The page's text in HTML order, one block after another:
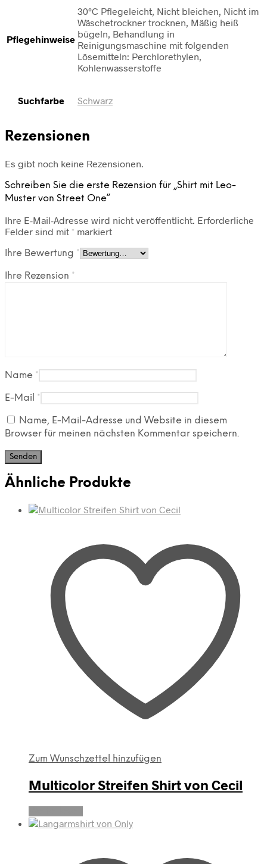
Pflegehinweise
30°C Pflegeleicht, Nicht bleichen, Nicht im
Wäschetrockner trocknen, Mäßig heiß
bügeln, Behandlung in
Reinigungsmaschine mit folgenden
Lösemitteln: Perchlorethylen,
Kohlenwasserstoffe
Suchfarbe Schwarz
Rezensionen
Es gibt noch keine Rezensionen.
Schreiben Sie die erste Rezension für „Shirt mit Leo-
Muster von Street One“
Ihre E-Mail-Adresse wird nicht veröffentlicht. Erforderliche
Felder sind mit * markiert
Ihre Bewertung *
Ihre Rezension *
Name *
E-Mail *
Name, E-Mail-Adresse und Website in diesem
Browser für meinen nächsten Kommentar speichern.
Ähnliche Produkte
Zum Wunschzettel hinzufügen
Multicolor Streifen Shirt von Cecil